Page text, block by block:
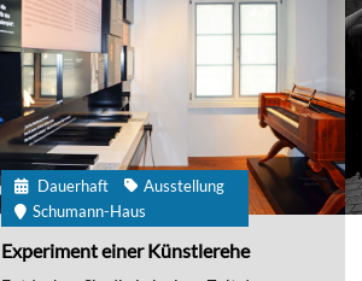
Dauerhaft
Ausstellung
Schumann-Haus
Experiment einer Künstlerehe